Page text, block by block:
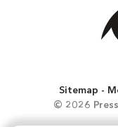
Sitemap
© 2026